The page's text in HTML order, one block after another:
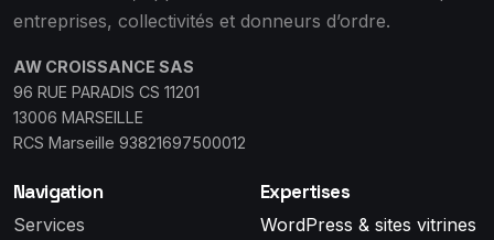
entreprises, collectivités et donneurs d’ordre.
AW CROISSANCE SAS
96 RUE PARADIS CS 11201
13006 MARSEILLE
RCS Marseille 93821697500012
Navigation
Services
Expertises
WordPress & sites vitrines